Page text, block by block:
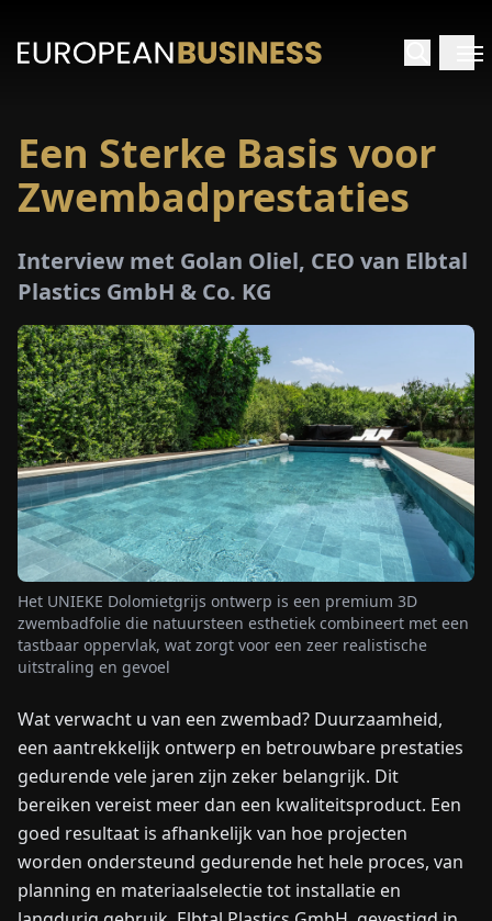
OVER
ONS
NEEM
CONTACT
OP
Een Sterke Basis voor
Zwembadprestaties
Interview met Golan Oliel, CEO van Elbtal
Plastics GmbH & Co. KG
Het UNIEKE Dolomietgrijs ontwerp is een premium 3D
zwembadfolie die natuursteen esthetiek combineert met een
tastbaar oppervlak, wat zorgt voor een zeer realistische
uitstraling en gevoel
Wat verwacht u van een zwembad? Duurzaamheid,
een aantrekkelijk ontwerp en betrouwbare prestaties
gedurende vele jaren zijn zeker belangrijk. Dit
bereiken vereist meer dan een kwaliteitsproduct. Een
goed resultaat is afhankelijk van hoe projecten
worden ondersteund gedurende het hele proces, van
planning en materiaalselectie tot installatie en